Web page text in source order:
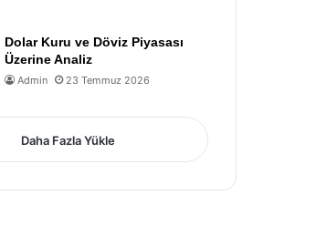
Dolar Kuru ve Döviz Piyasası
Üzerine Analiz
Admin 23 Temmuz 2026
Daha Fazla Yükle